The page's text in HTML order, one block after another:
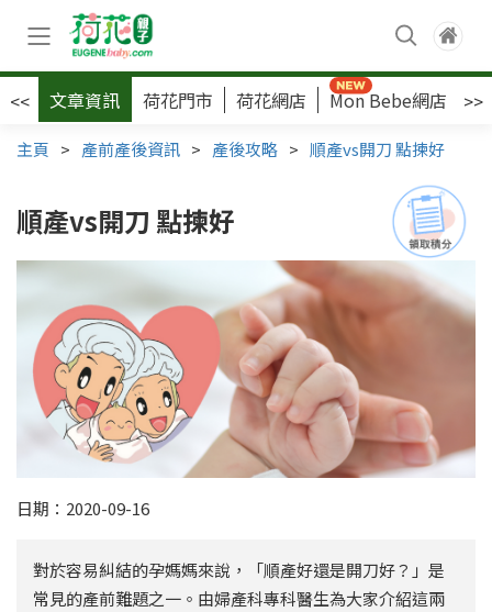
<< 文章資訊 荷花門市 荷花網店 Mon Bebe網店 >>
主頁 > 產前產後資訊 > 產後攻略 > 順產vs開刀 點揀好
順產vs開刀 點揀好
日期：2020-09-16
對於容易糾結的孕媽媽來說，「順產好還是開刀好？」是
常見的產前難題之一。由婦產科專科醫生為大家介紹這兩